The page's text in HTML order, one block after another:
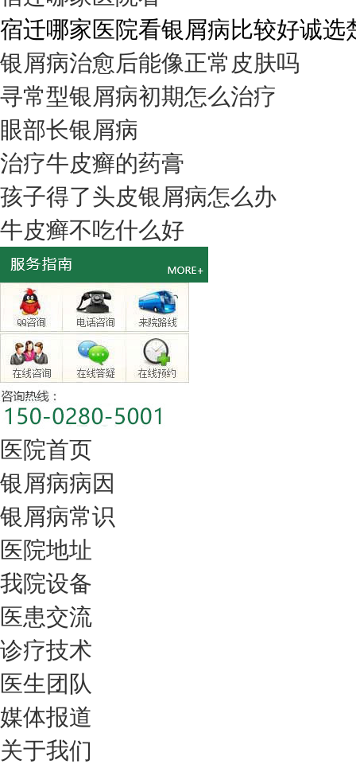
宿迁哪家医院看银屑病比较好诚选
银屑病治愈后能像正常皮肤吗
寻常型银屑病初期怎么治疗
眼部长银屑病
治疗牛皮癣的药膏
孩子得了头皮银屑病怎么办
牛皮癣不吃什么好
医院首页
银屑病病因
银屑病常识
医院地址
我院设备
医患交流
诊疗技术
医生团队
媒体报道
关于我们